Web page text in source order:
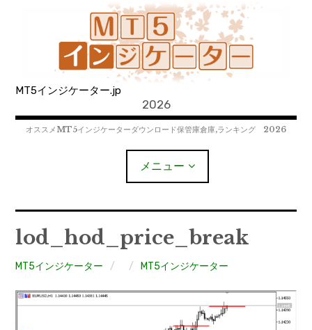
MT5インジケーター.jp
2026
オススメMT5インジケーターダウンロード保管庫倉庫,ランキング 2026
メニュー
MT4EAﾀﾞｳﾝﾛｰﾄﾞ
MT5EAﾀﾞｳﾝﾛｰﾄﾞ
MT4インジケーター
mqファイルをexファイルにする方法
lod_hod_price_break
MT5インジケーター MT5インジケーター